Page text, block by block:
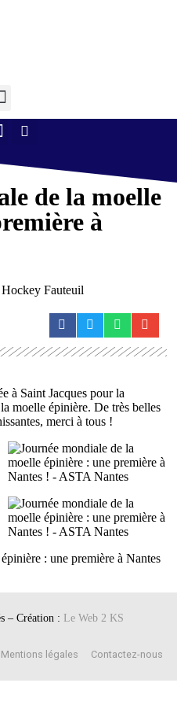
de la moelle
à
Hockey Fauteuil
à Saint Jacques pour la
moelle épinière. De très belles
merci à tous !
– Création : Le Web 2 KS
Mentions légales Contactez-nous